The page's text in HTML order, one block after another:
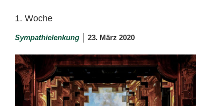
1. Woche
Sympathielenkung 23. März 2020